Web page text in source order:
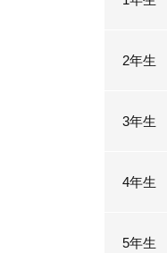
2年生
3年生
4年生
5年生